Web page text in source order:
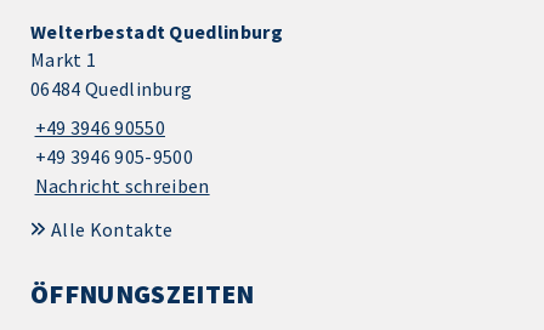
Welterbestadt Quedlinburg
Markt 1
06484 Quedlinburg
+49 3946 90550
+49 3946 905-9500
Nachricht schreiben
Alle Kontakte
ÖFFNUNGSZEITEN